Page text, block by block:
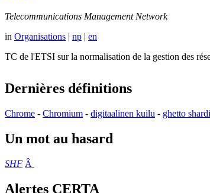
Telecommunications Management Network
in Organisations | np | en
TC de l'ETSI sur la normalisation de la gestion des
Dernières définitions
Chrome - Chromium - digitaalinen kuilu - ghetto
Un mot au hasard
SHF Â
Alertes CERTA